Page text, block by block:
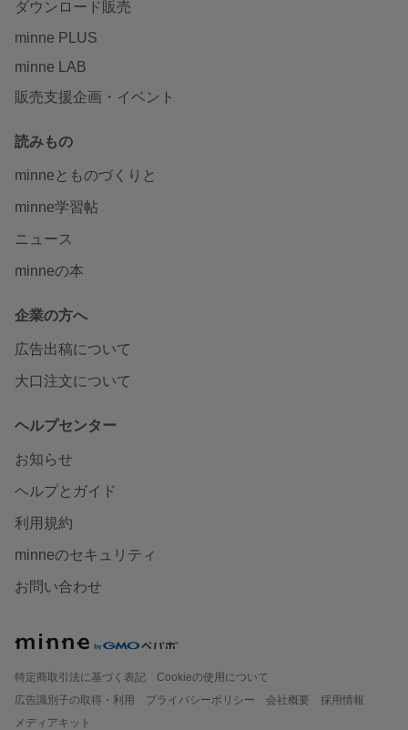
ダウンロード販売
minne PLUS
minne LAB
販売支援企画・イベント
読みもの
minneとものづくりと
minne学習帖
ニュース
minneの本
企業の方へ
広告出稿について
大口注文について
ヘルプセンター
お知らせ
ヘルプとガイド
利用規約
minneのセキュリティ
お問い合わせ
特定商取引法に基づく表記
Cookieの使用について
広告識別子の取得・利用
プライバシーポリシー 会社概要
採用情報
メディアキット